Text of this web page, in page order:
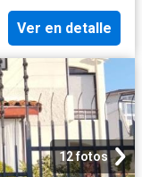
Ver en detalle
12 fotos